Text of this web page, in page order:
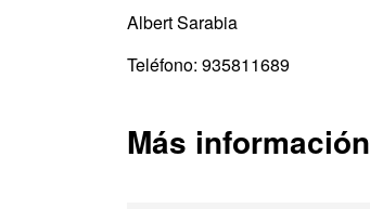
Albert Sarabia
Teléfono: 935811689
Más información